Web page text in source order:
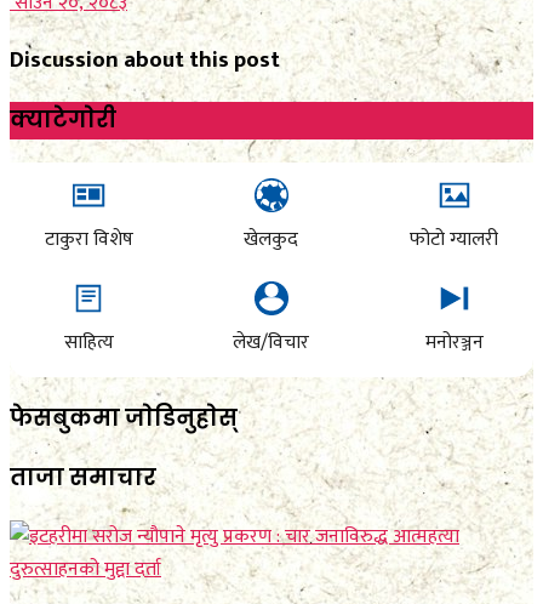
Discussion about this post
क्याटेगाेरी
टाकुरा विशेष खेलकुद फोटो ग्यालरी
साहित्य लेख/विचार मनोरञ्जन
फेसबुकमा जाेडिनुहाेस्
ताजा समाचार